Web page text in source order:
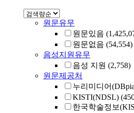
원문유무
원문있음
원문없음 (54,554)
음성지원유무
음성 지원 (2,758)
원문제공처
누리미디어
KISTI(NDSL)
한국학술정보